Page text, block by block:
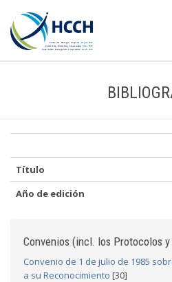
Título
Año de edición
Convenios (incl. los Protocolos
Convenio de 1 de julio de 1985
a su Reconocimiento [30]